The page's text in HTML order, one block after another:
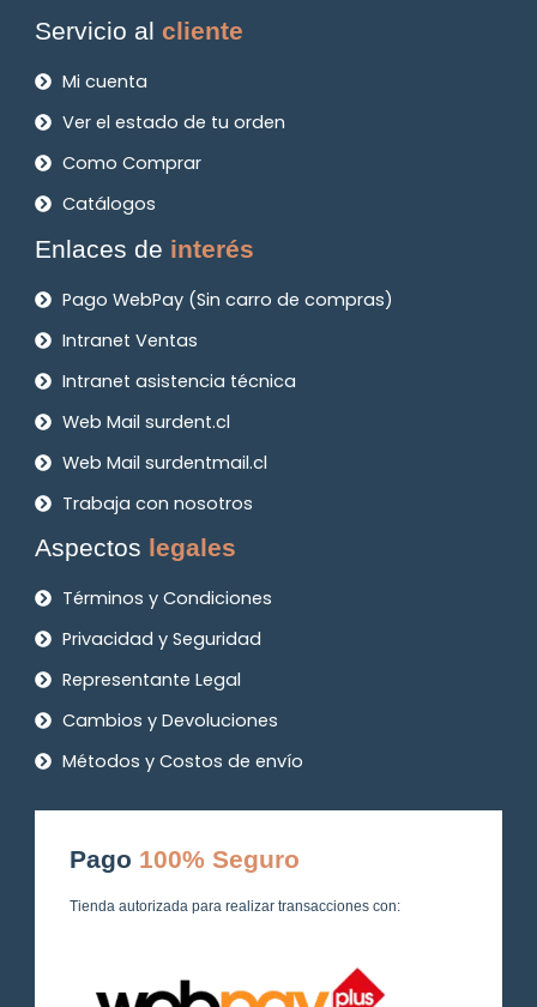
Servicio alcliente
Mi cuenta
Ver el estado de tu orden
Como Comprar
Catálogos
Enlaces de interés
Pago WebPay (Sin carro de compras)
Intranet Ventas
Intranet asistencia técnica
Web Mail surdent.cl
Web Mail surdentmail.cl
Trabaja con nosotros
Aspectos legales
Términos y Condiciones
Privacidad y Seguridad
Representante Legal
Cambios y Devoluciones
Métodos y Costos de envío
Pago 100% Seguro
Tienda autorizada para realizar transacciones con: